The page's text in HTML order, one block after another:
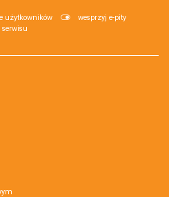
użytkowników
wesprzyj e-pity